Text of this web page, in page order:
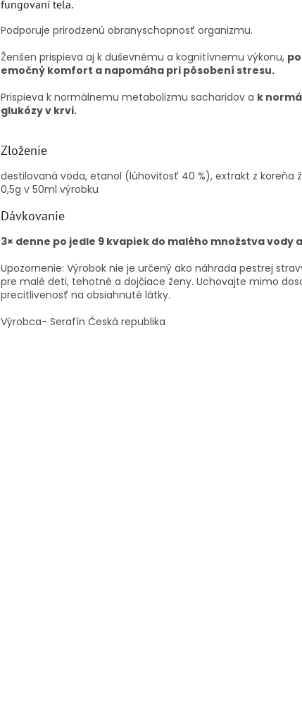
fungovaní tela.
Podporuje prirodzenú obranyschopnosť organizmu.
Ženšen prispieva aj k duševnému a kognitívnemu výkonu,
emočný komfort a napomáha pri pôsobení stresu.
Prispieva k normálnemu metabolizmu sacharidov a k
glukózy v krvi.
Zloženie
destilovaná voda, etanol (lúhovitosť 40 %), extrakt z koreňa
0,5g v 50ml výrobku
Dávkovanie
3× denne po jedle 9 kvapiek do malého množstva vody
Upozornenie: Výrobok nie je určený ako náhrada pestrej
pre malé deti, tehotné a dojčiace ženy. Uchovajte mimo
precitlivenosť na obsiahnuté látky.
Výrobca- Serafín Česká republika